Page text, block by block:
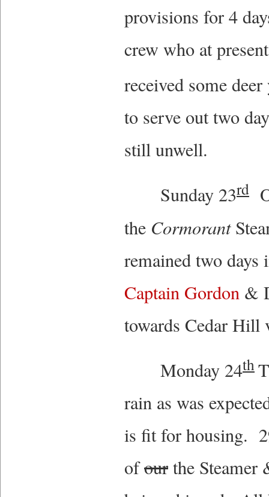
provisions for 4
crew who at
received some deer
to serve out two
still unwell.
Sunday 23rd
the Cormorant
remained two
Captain Gordon &
towards Cedar
Monday 24th
rain as was
is fit for housing.
ofourthe